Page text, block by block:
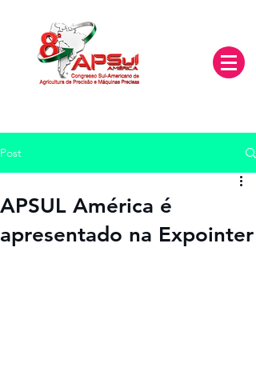
Post
APSUL América é
apresentado na Expointer